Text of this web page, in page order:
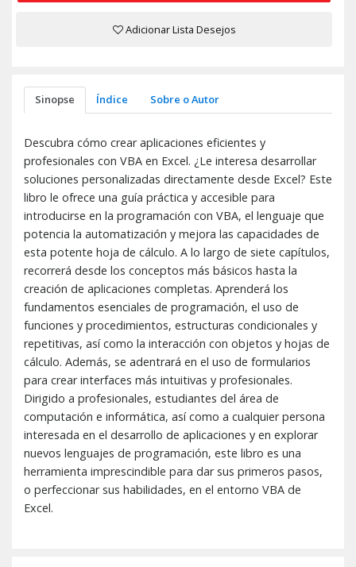
Adicionar Lista Desejos
Sinopse Índice Sobre o Autor
Descubra cómo crear aplicaciones eficientes y
profesionales con VBA en Excel. ¿Le interesa desarrollar
soluciones personalizadas directamente desde Excel? Este
libro le ofrece una guía práctica y accesible para
introducirse en la programación con VBA, el lenguaje que
potencia la automatización y mejora las capacidades de
esta potente hoja de cálculo. A lo largo de siete capítulos,
recorrerá desde los conceptos más básicos hasta la
creación de aplicaciones completas. Aprenderá los
fundamentos esenciales de programación, el uso de
funciones y procedimientos, estructuras condicionales y
repetitivas, así como la interacción con objetos y hojas de
cálculo. Además, se adentrará en el uso de formularios
para crear interfaces más intuitivas y profesionales.
Dirigido a profesionales, estudiantes del área de
computación e informática, así como a cualquier persona
interesada en el desarrollo de aplicaciones y en explorar
nuevos lenguajes de programación, este libro es una
herramienta imprescindible para dar sus primeros pasos,
o perfeccionar sus habilidades, en el entorno VBA de
Excel.